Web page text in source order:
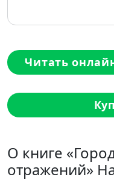
Читать
О книге
отражений»